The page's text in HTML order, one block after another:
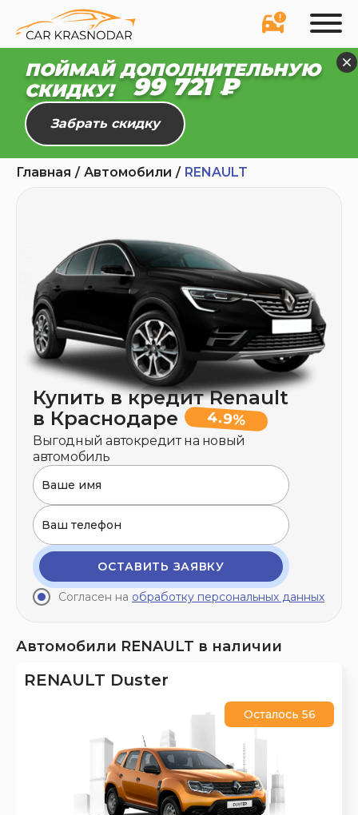
ПОЙМАЙ ДОПОЛНИТЕЛЬНУЮ
СКИДКУ!
99 721 ₽
Забрать скидку
Главная Автомобили RENAULT
Купить в кредит Renault
в Краснодаре
4.9%
Выгодный автокредит на новый
автомобиль
ОСТАВИТЬ ЗАЯВКУ
Согласен на обработку персональных данных
Автомобили RENAULT в наличии
RENAULT Duster
Осталось 56